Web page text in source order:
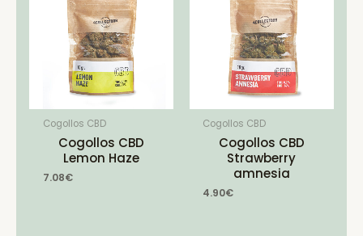
Cogollos CBD
Cogollos CBD
Lemon Haze
7.08€
Cogollos CBD
Cogollos CBD
Strawberry
amnesia
4.90€